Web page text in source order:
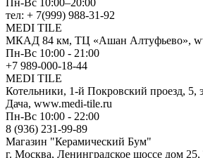
тел: + 7(999) 988-31-92
MEDI TILE
МКАД 84 км, ТЦ «Ашан Алтуфьево»,
Пн-Вс 10:00 - 21:00
+7 989-000-18-44
MEDI TILE
Котельники, 1-й Покровский проезд, 5,
Дача, www.medi-tile.ru
Пн-Вс 10:00 - 22:00
8 (936) 231-99-89
Магазин "Керамический Бум"
г. Москва, Ленинградское шоссе дом